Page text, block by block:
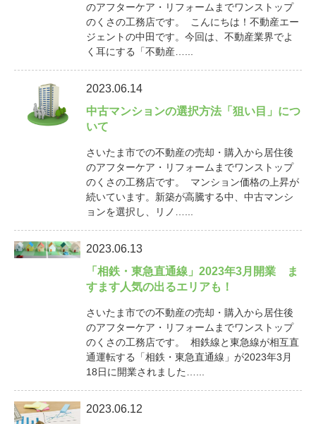
のアフターケア・リフォームまでワンストップ
のくさの工務店です。 こんにちは！不動産エー
ジェントの中田です。今回は、不動産業界でよ
く耳にする「不動産…...
2023.06.14
中古マンションの選択方法「狙い目」につ
いて
さいたま市での不動産の売却・購入から居住後
のアフターケア・リフォームまでワンストップ
のくさの工務店です。 マンション価格の上昇が
続いています。新築が高騰する中、中古マンシ
ョンを選択し、リノ…...
2023.06.13
「相鉄・東急直通線」2023年3月開業 ま
すます人気の出るエリアも！
さいたま市での不動産の売却・購入から居住後
のアフターケア・リフォームまでワンストップ
のくさの工務店です。 相鉄線と東急線が相互直
通運転する「相鉄・東急直通線」が2023年3月
18日に開業されました…...
2023.06.12